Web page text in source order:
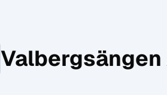
Valbergsängen